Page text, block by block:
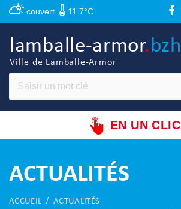
couvert 11.7°C
lamballe-armor.bzh
Ville de Lamballe-Armor
EN UN CLIC
ACTUALITÉS
ACCUEIL
ACTUALITÉS
Panneau de gestion des cookies